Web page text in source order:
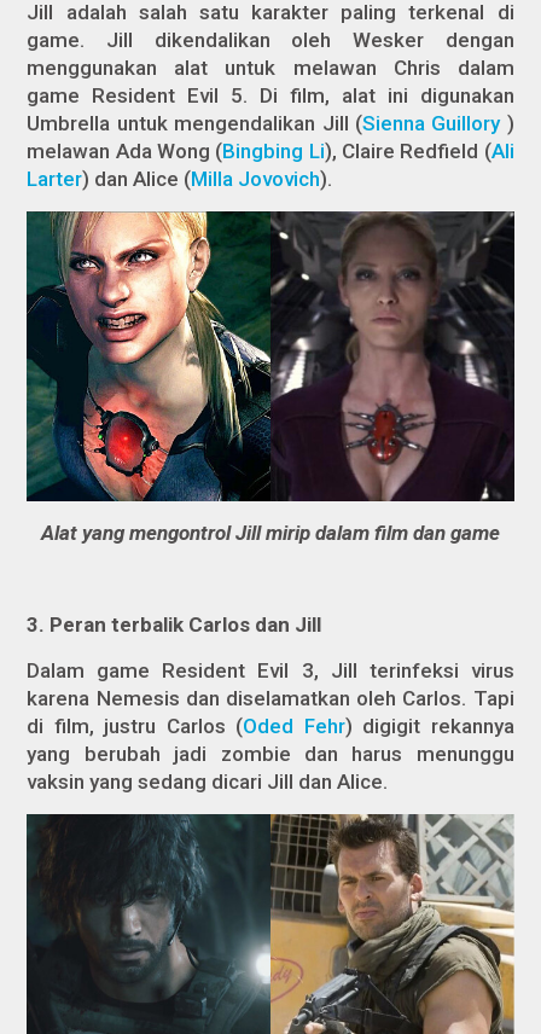
Jill adalah salah satu karakter paling terkenal di
game. Jill dikendalikan oleh Wesker dengan
menggunakan alat untuk melawan Chris dalam
game Resident Evil 5. Di film, alat ini digunakan
Umbrella untuk mengendalikan Jill (Sienna Guillory)
melawan Ada Wong (Bingbing Li), Claire Redfield (Ali
Larter) dan Alice (Milla Jovovich).
Alat yang mengontrol Jill mirip dalam film dan game
3. Peran terbalik Carlos dan Jill
Dalam game Resident Evil 3, Jill terinfeksi virus
karena Nemesis dan diselamatkan oleh Carlos. Tapi
di film, justru Carlos (Oded Fehr) digigit rekannya
yang berubah jadi zombie dan harus menunggu
vaksin yang sedang dicari Jill dan Alice.